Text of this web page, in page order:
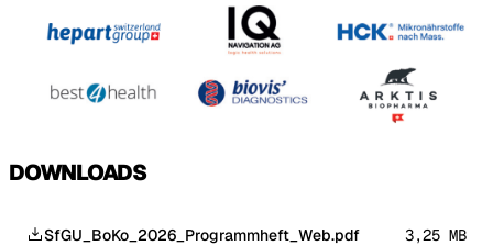
DOWNLOADS
SfGU_BoKo_2026_Programmheft_Web.pdf 3,25 MB